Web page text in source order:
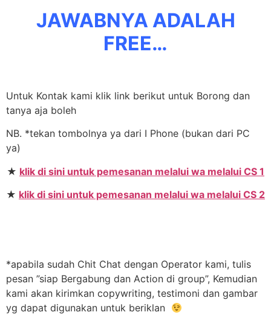
JAWABNYA ADALAH
FREE…
Untuk Kontak kami klik link berikut untuk Borong dan
tanya aja boleh
NB. *tekan tombolnya ya dari I Phone (bukan dari PC
ya)
★ klik di sini untuk pemesanan melalui wa melalui CS 1
★ klik di sini untuk pemesanan melalui wa melalui CS 2
*apabila sudah Chit Chat dengan Operator kami, tulis
pesan ”siap Bergabung dan Action di group”, Kemudian
kami akan kirimkan copywriting, testimoni dan gambar
yg dapat digunakan untuk beriklan